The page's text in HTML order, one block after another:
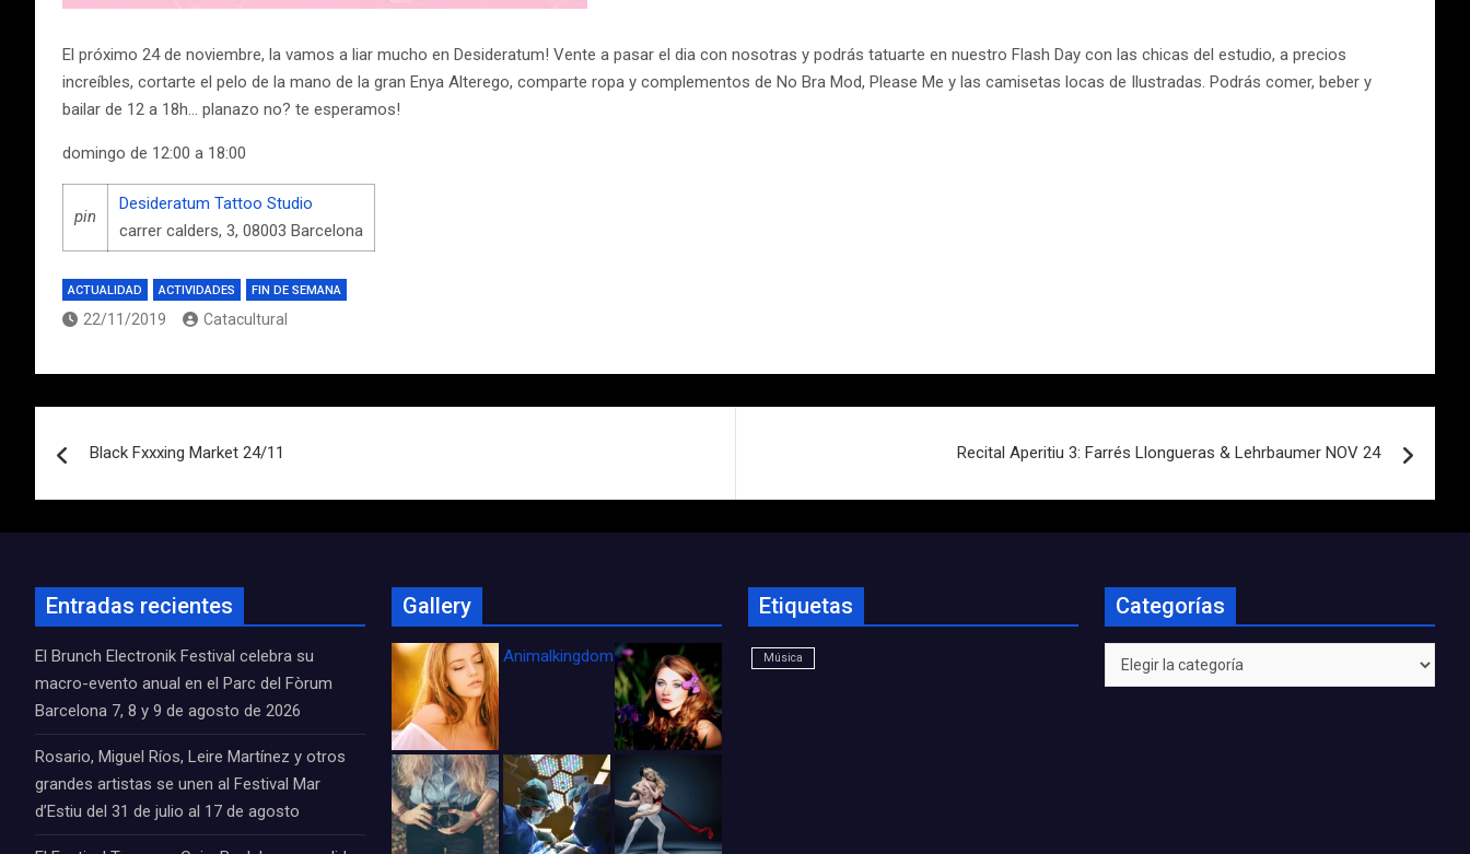
El próximo 24 de noviembre, la vamos a liar mucho en Desideratum! Vente a pasar el dia con nosotras y podrás tatuarte en nuestro Flash Day con las chicas del estudio, a precios
increíbles, cortarte el pelo de la mano de la gran Enya Alterego, comparte ropa y complementos de No Bra Mod, Please Me y las camisetas locas de Ilustradas. Podrás comer, beber y
bailar de 12 a 18h… planazo no? te esperamos!
domingo de 12:00 a 18:00
pin
Desideratum Tattoo Studio
carrer calders, 3, 08003 Barcelona
ACTUALIDAD ACTIVIDADES FIN DE SEMANA
22/11/2019 Catacultural
de
Black Fxxxing Market 24/11 Recital Aperitiu 3: Farrés Llongueras & Lehrbaumer NOV 24
Entradas recientes
El Brunch Electronik Festival celebra su
macro-evento anual en el Parc del Fòrum
Barcelona 7, 8 y 9 de agosto de 2026
Rosario, Miguel Ríos, Leire Martínez y otros
grandes artistas se unen al Festival Mar
d’Estiu del 31 de julio al 17 de agosto
Gallery
Animalkingdom_FichaCine
Etiquetas
Música
Categorías
Categorías